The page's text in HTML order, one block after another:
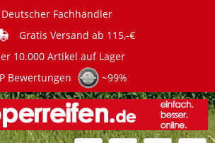
Deutscher Fachhändler
Gratis Versand ab 115,-€
10.000 Artikel auf Lager
Bewertungen
~99%